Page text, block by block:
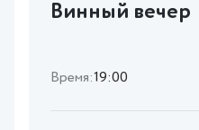
Винный вечер
Время:19:00